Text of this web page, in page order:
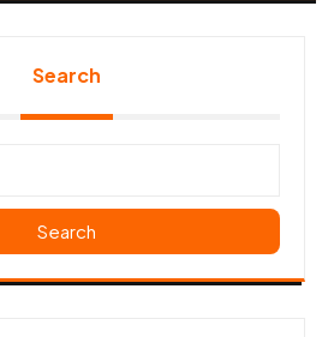
Search
Search